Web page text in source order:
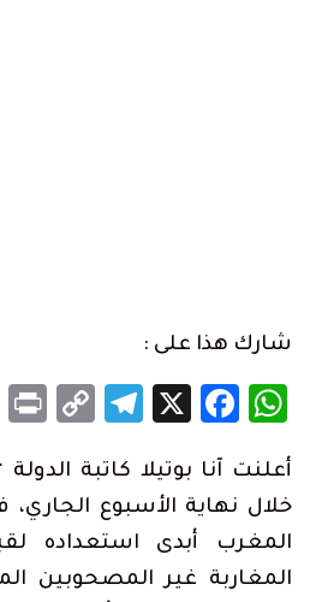
شارك هذا على :
WhatsApp
Facebook
X
أعلنت آنا بوتيلا كاتبة
خلال نهاية الأسبوع الجاري،
المغرب أبدى استعداده
المغاربة غير المصحوبين